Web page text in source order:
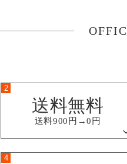
2
送料無料
送料900円→0円
4